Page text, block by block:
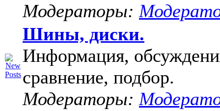
Модераторы:
Шины, диски.
Информация,
сравнение, подбор.
Модераторы: